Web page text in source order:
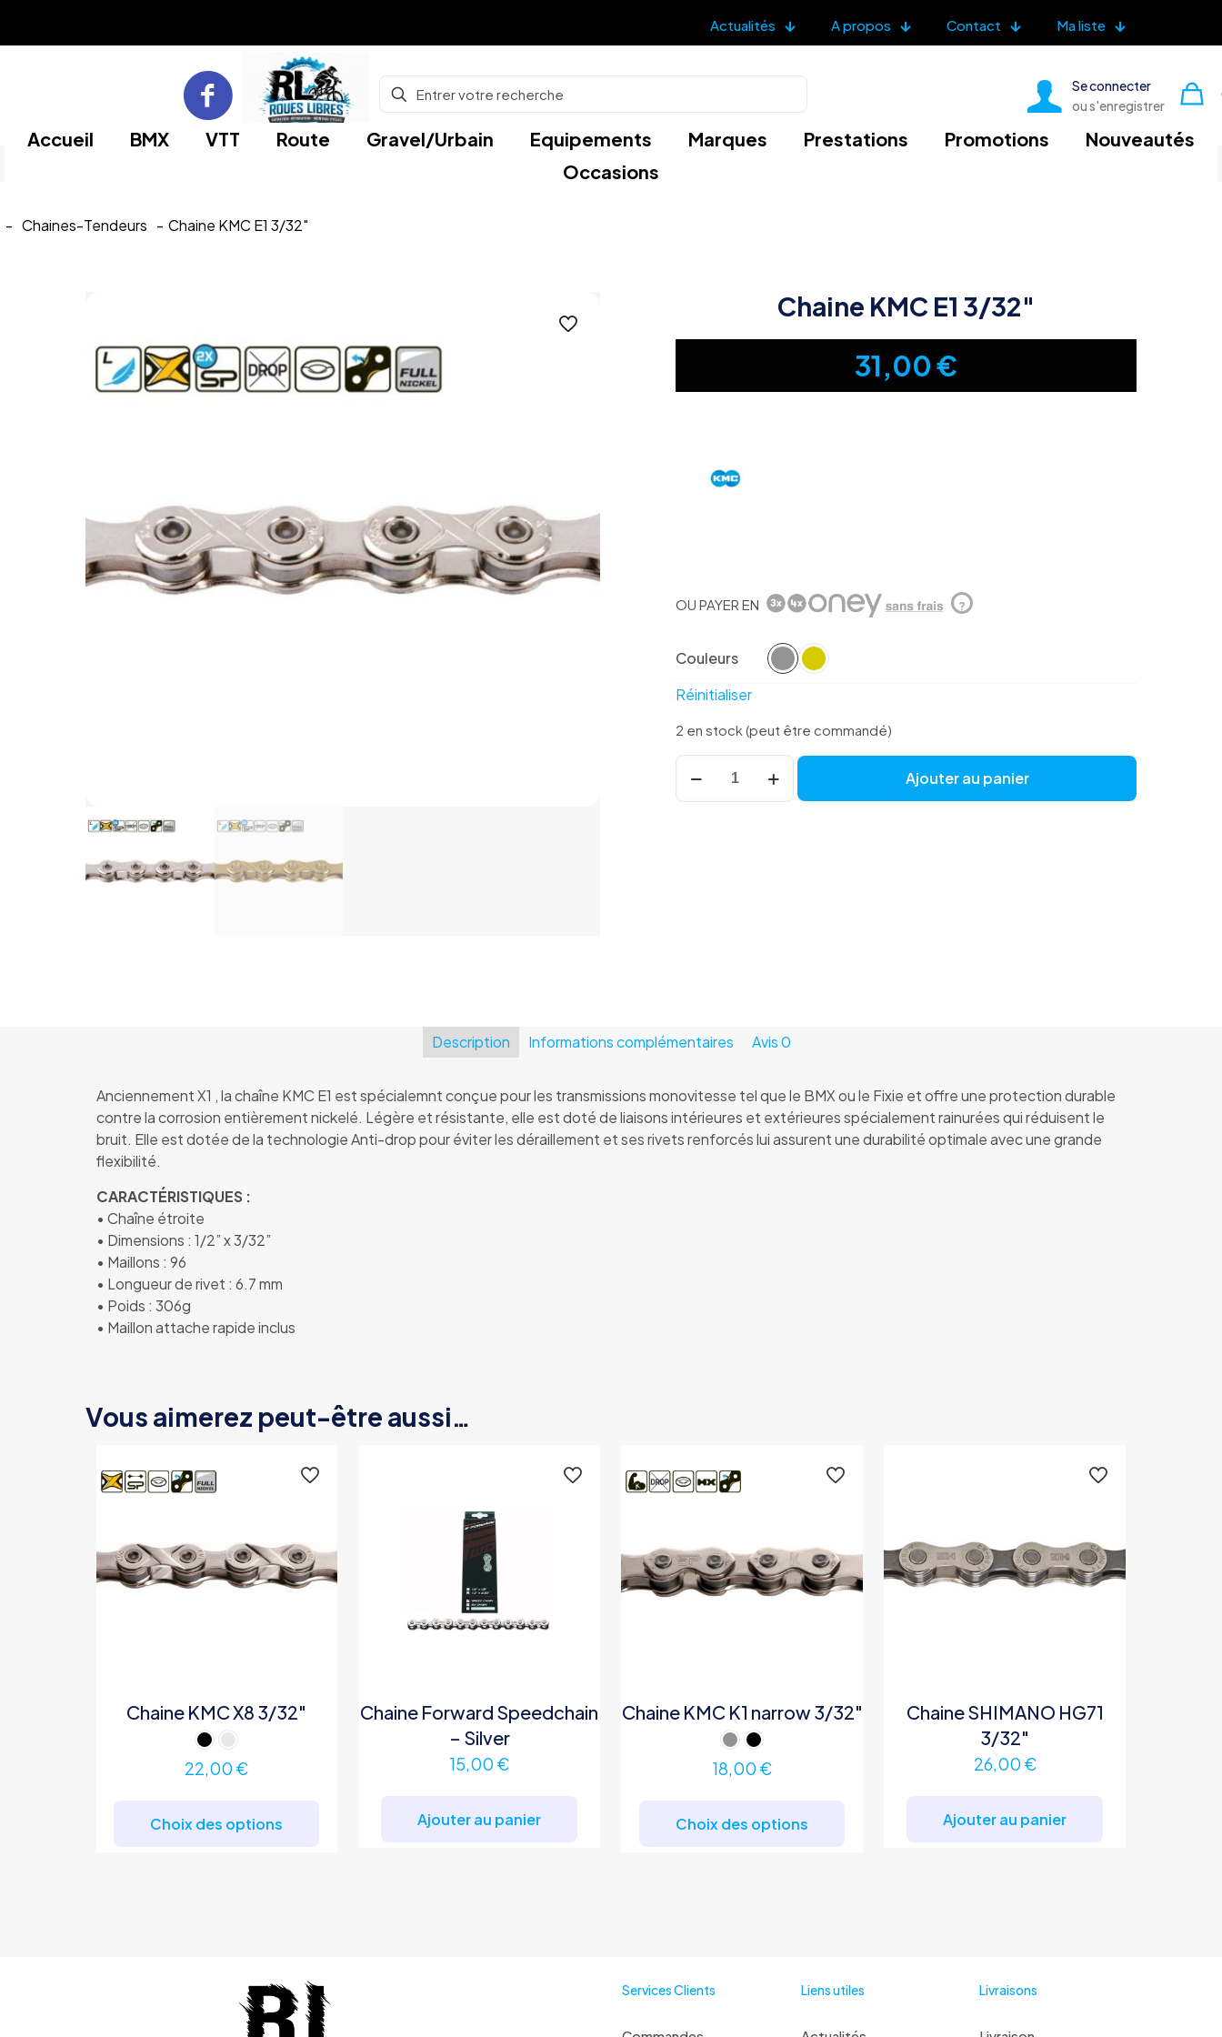
Actualités A propos Contact Ma liste
Se connecter
ou s'enregistrer
Accueil BMX VTT Route Gravel/Urbain Equipements Marques Prestations Promotions
Nouveautés
Occasions
- Chaines-Tendeurs - Chaine KMC E1 3/32″
Chaine KMC E1 3/32″
31,00€
OU PAYER EN ?
Couleurs
Réinitialiser
2 en stock (peut être commandé)
quantité
de
Chaine
Ajouter au panier
Description Informations complémentaires Avis0
Anciennement X1 , la chaîne KMC E1 est spécialemnt conçue pour les transmissions monovitesse tel que le BMX ou le Fixie et offre une protection durable
contre la corrosion entièrement nickelé. Légère et résistante, elle est doté de liaisons intérieures et extérieures spécialement rainurées qui réduisent le
bruit. Elle est dotée de la technologie Anti-drop pour éviter les déraillement et ses rivets renforcés lui assurent une durabilité optimale avec une grande
flexibilité.
CARACTÉRISTIQUES :
• Chaîne étroite
• Dimensions : 1/2” x 3/32”
• Maillons : 96
• Longueur de rivet : 6.7 mm
• Poids : 306g
• Maillon attache rapide inclus
Vous aimerez peut-être aussi…
Chaine KMC X8 3/32″
22,00 €
Choix des options
choisies
sur
Chaine Forward Speedchain
– Silver
15,00 €
Ajouter au panier
Chaine KMC K1 narrow 3/32″
18,00 €
Choix des options
choisies
Chaine SHIMANO HG71
3/32″
26,00 €
Ajouter au panier
Services Clients Liens utiles Livraisons